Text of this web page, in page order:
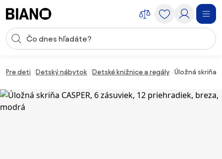
Vstup pre vyhľadávanie
Pre deti Detský nábytok Detské knižnice a regály Úložná skriňa